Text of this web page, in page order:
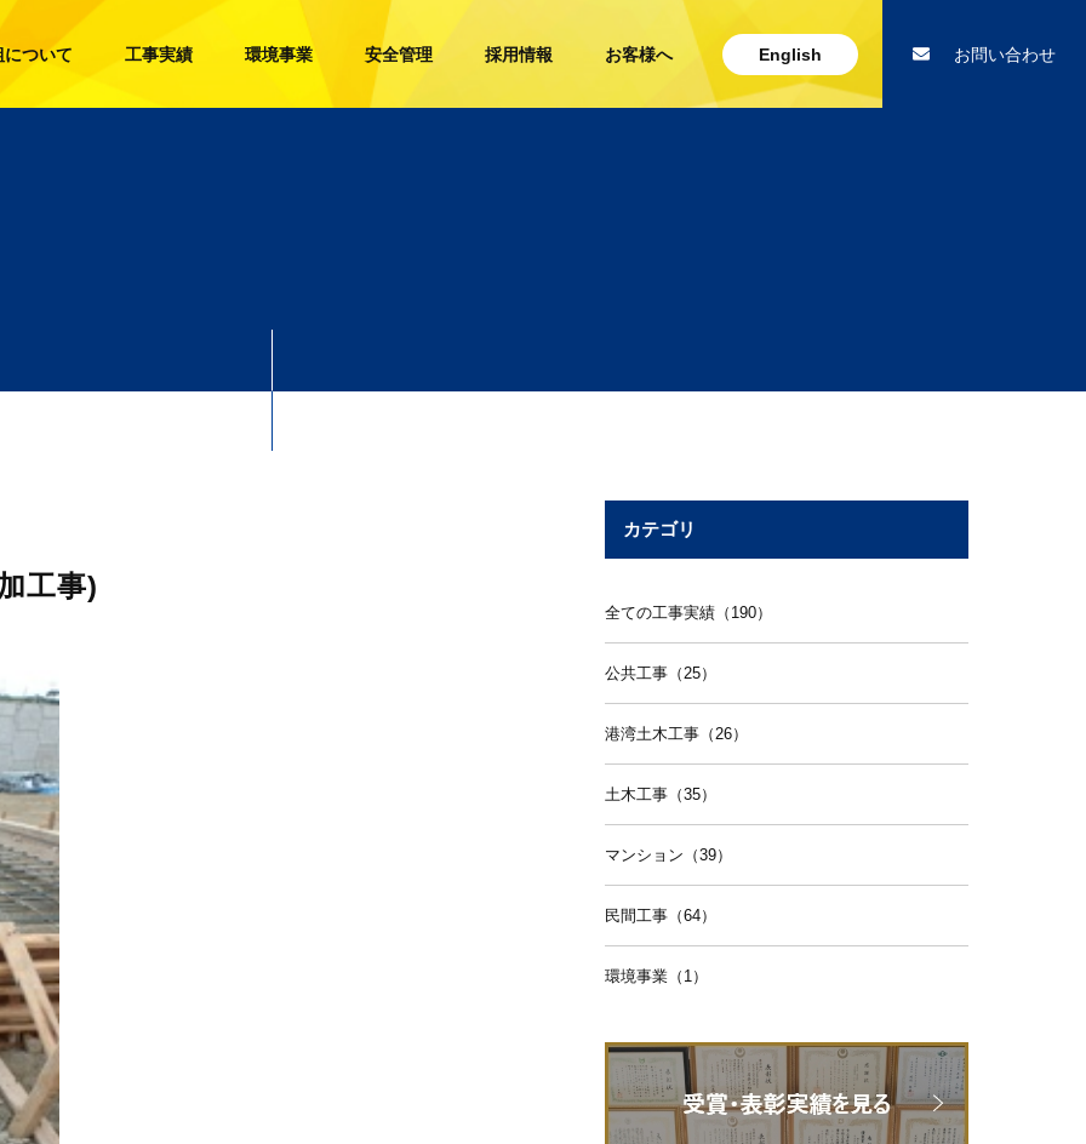
ついて 工事実績 環境事業 安全管理 採用情報 お客様へ English お問い合わせ
工事)
カテゴリ
全ての工事実績（190）
公共工事（25）
港湾土木工事（26）
土木工事（35）
マンション（39）
民間工事（64）
環境事業（1）